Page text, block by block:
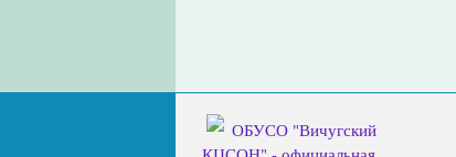
ОБУСО "Вичугский